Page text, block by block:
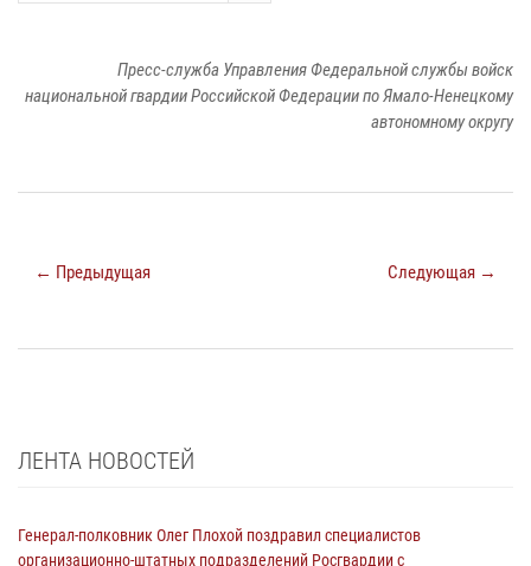
Пресс-служба Управления Федеральной службы войск
национальной гвардии Российской Федерации по Ямало-Ненецкому
автономному округу
← Предыдущая Следующая →
ЛЕНТА НОВОСТЕЙ
Генерал-полковник Олег Плохой поздравил специалистов
организационно-штатных подразделений Росгвардии с